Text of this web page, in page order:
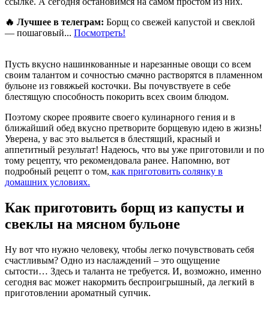
🔥 Лучшее в телеграм: Борщ со свежей капустой и свеклой
— пошаговый... Посмотреть!
Пусть вкусно нашинкованные и нарезанные овощи со всем
своим талантом и сочностью смачно растворятся в пламенном
бульоне из говяжьей косточки. Вы почувствуете в себе
блестящую способность покорить всех своим блюдом.
Поэтому скорее проявите своего кулинарного гения и в
ближайший обед вкусно претворите борщевую идею в жизнь!
Уверена, у вас это выльется в блестящий, красный и
аппетитный результат! Надеюсь, что вы уже приготовили и по
тому рецепту, что рекомендовала ранее. Напомню, вот
подробный рецепт о том, как приготовить солянку в
домашних условиях.
Как приготовить борщ из капусты и
свеклы на мясном бульоне
Ну вот что нужно человеку, чтобы легко почувствовать себя
счастливым? Одно из наслаждений – это ощущение
сытости… Здесь и таланта не требуется. И, возможно, именно
сегодня вас может накормить беспроигрышный, да легкий в
приготовлении ароматный супчик.